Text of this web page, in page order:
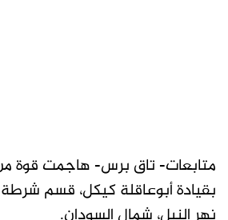
متابعات- تاق برس- هاجمت قوة
بقيادة أبوعاقلة كيكل، قسم